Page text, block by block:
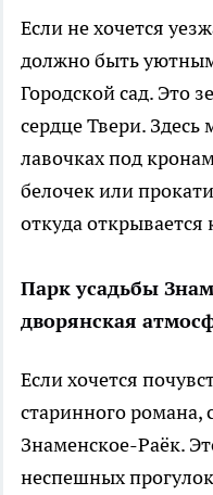
Если не хочется
должно быть
Городской сад. Это
сердце Твери.
лавочках под
белочек или
откуда
Парк усадьбы
дворянская
Если хочется
старинного романа,
Знаменское-Раёк.
неспешных